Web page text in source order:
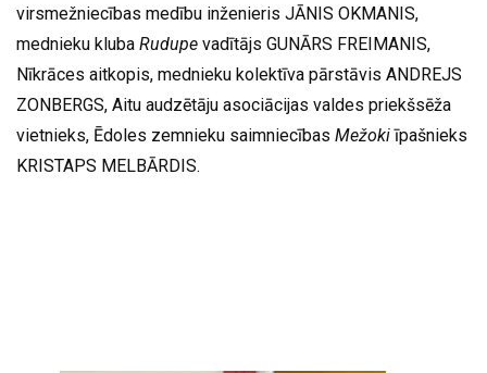
virsmežniecības medību inženieris JĀNIS OKMANIS,
mednieku kluba Rudupe vadītājs GUNĀRS FREIMANIS,
Nīkrāces aitkopis, mednieku kolektīva pārstāvis ANDREJS
ZONBERGS, Aitu audzētāju asociācijas valdes priekšsēža
vietnieks, Ēdoles zemnieku saimniecības Mežokiīpašnieks
KRISTAPS MELBĀRDIS.